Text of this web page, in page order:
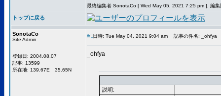
最終編集者 SonotaCo [ Wed May 05, 2021 7:25 pm ], 編集
トップに戻る
SonotaCo
Site Admin
登録日: 2004.08.07
記事: 13599
所在地: 139.67E 35.65N
日時: Tue May 04, 2021 9:04 am 記事の件名: _ohfya
_ohfya
説明: